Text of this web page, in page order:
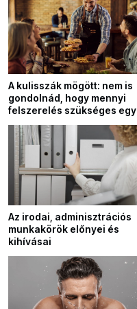
A kulisszák mögött: nem is
gondolnád, hogy mennyi
felszerelés szükséges egy
vendéglátó egység
működéséhez
Az irodai, adminisztrációs
munkakörök előnyei és
kihívásai